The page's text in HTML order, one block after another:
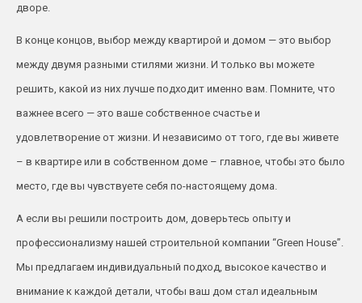
дворе.
В конце концов, выбор между квартирой и домом — это выбор
между двумя разными стилями жизни. И только вы можете
решить, какой из них лучше подходит именно вам. Помните, что
важнее всего — это ваше собственное счастье и
удовлетворение от жизни. И независимо от того, где вы живете
– в квартире или в собственном доме – главное, чтобы это было
место, где вы чувствуете себя по-настоящему дома.
А если вы решили построить дом, доверьтесь опыту и
профессионализму нашей строительной компании “Green House”.
Мы предлагаем индивидуальный подход, высокое качество и
внимание к каждой детали, чтобы ваш дом стал идеальным